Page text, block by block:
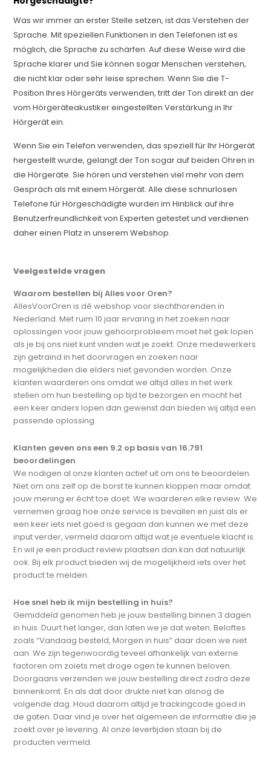
Was wir immer an erster Stelle setzen, ist das Verstehen der
Sprache. Mit speziellen Funktionen in den Telefonen ist es
möglich, die Sprache zu schärfen. Auf diese Weise wird die
Sprache klarer und Sie können sogar Menschen verstehen,
die nicht klar oder sehr leise sprechen. Wenn Sie die T-
Position Ihres Hörgeräts verwenden, tritt der Ton direkt an der
vom Hörgeräteakustiker eingestellten Verstärkung in Ihr
Hörgerät ein.
Wenn Sie ein Telefon verwenden, das speziell für Ihr Hörgerät
hergestellt wurde, gelangt der Ton sogar auf beiden Ohren in
die Hörgeräte. Sie hören und verstehen viel mehr von dem
Gespräch als mit einem Hörgerät. Alle diese schnurlosen
Telefone für Hörgeschädigte wurden im Hinblick auf ihre
Benutzerfreundlichkeit von Experten getestet und verdienen
daher einen Platz in unserem Webshop.
Veelgestelde vragen
Waarom bestellen bij Alles voor Oren?
AllesVoorOren is dé webshop voor slechthorenden in
Nederland. Met ruim 10 jaar ervaring in het zoeken naar
oplossingen voor jouw gehoorprobleem moet het gek lopen
als je bij ons niet kunt vinden wat je zoekt. Onze medewerkers
zijn getraind in het doorvragen en zoeken naar
mogelijkheden die elders niet gevonden worden. Onze
klanten waarderen ons omdat we altijd alles in het werk
stellen om hun bestelling op tijd te bezorgen en mocht het
een keer anders lopen dan gewenst dan bieden wij altijd een
passende oplossing.
Klanten geven ons een 9.2 op basis van 16.791
beoordelingen
We nodigen al onze klanten actief uit om ons te beoordelen.
Niet om ons zelf op de borst te kunnen kloppen maar omdat
jouw mening er écht toe doet. We waarderen elke review. We
vernemen graag hoe onze service is bevallen en juist als er
een keer iets niet goed is gegaan dan kunnen we met deze
input verder, vermeld daarom altijd wat je eventuele klacht is.
En wil je een product review plaatsen dan kan dat natuurlijk
ook. Bij elk product bieden wij de mogelijkheid iets over het
product te melden.
Hoe snel heb ik mijn bestelling in huis?
Gemiddeld genomen heb je jouw bestelling binnen 3 dagen
in huis. Duurt het langer, dan laten we je dat weten. Beloftes
zoals “Vandaag besteld, Morgen in huis” daar doen we niet
aan. We zijn tegenwoordig teveel afhankelijk van externe
factoren om zoiets met droge ogen te kunnen beloven.
Doorgaans verzenden we jouw bestelling direct zodra deze
binnenkomt. En als dat door drukte niet kan alsnog de
volgende dag. Houd daarom altijd je trackingcode goed in
de gaten. Daar vind je over het algemeen de informatie die je
zoekt over je levering. Al onze levertijden staan bij de
producten vermeld.